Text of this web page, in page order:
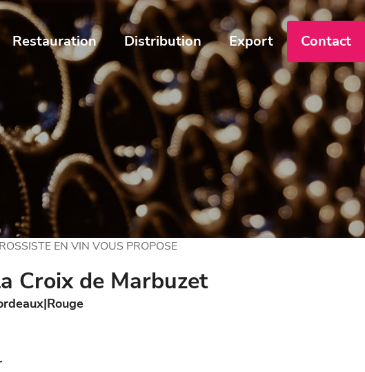
Restauration Distribution Export Contact
EN VIN VOUS PROPOSE
Croix de Marbuzet
Rouge